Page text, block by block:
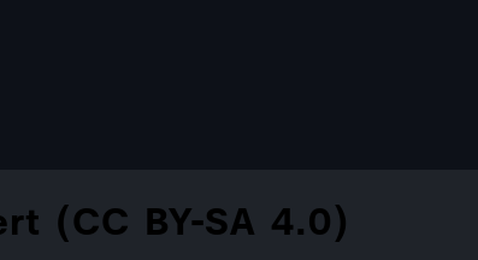
(CC BY-SA 4.0)